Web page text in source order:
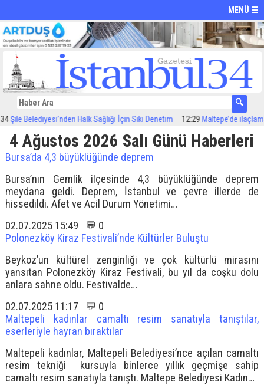
MENÜ ☰
Belediyesi’nden Halk Sağlığı İçin Sıkı Denetim 12:29Maltepe’de ilaçlama
4 Ağustos 2026 Salı Günü Haberleri
Bursa’da 4,3 büyüklüğünde deprem
Bursa’nın Gemlik ilçesinde 4,3 büyüklüğünde deprem
meydana geldi. Deprem, İstanbul ve çevre illerde de
hissedildi. Afet ve Acil Durum Yönetimi…
02.07.2025 15:49 💬 0
Polonezköy Kiraz Festivali’nde Kültürler Buluştu
Beykoz’un kültürel zenginliği ve çok kültürlü mirasını
yansıtan Polonezköy Kiraz Festivali, bu yıl da coşku dolu
anlara sahne oldu. Festivalde…
02.07.2025 11:17 💬 0
Maltepeli kadınlar camaltı resim sanatıyla tanıştılar,
eserleriyle hayran bıraktılar
Maltepeli kadınlar, Maltepeli Belediyesi’nce açılan camaltı
resim tekniği kursuyla binlerce yıllık geçmişe sahip
camaltı resim sanatıyla tanıştı. Maltepe Belediyesi Kadın…